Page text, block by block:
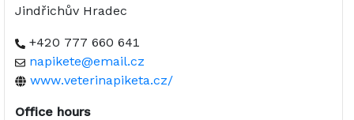
Shop
Jindřichův Hradec
+420 777 660 641
napikete@email.cz
www.veterinapiketa.cz/
Office hours